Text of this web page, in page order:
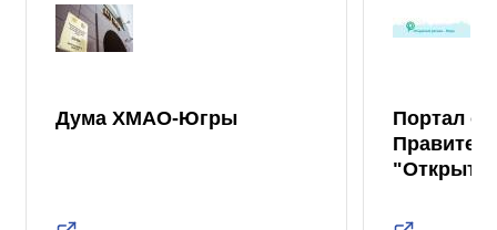
Дума ХМАО-Югры
Портал